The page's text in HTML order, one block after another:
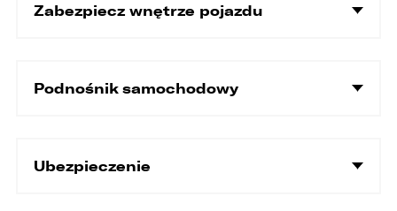
Zabezpiecz wnętrze pojazdu
Podnośnik samochodowy
Ubezpieczenie